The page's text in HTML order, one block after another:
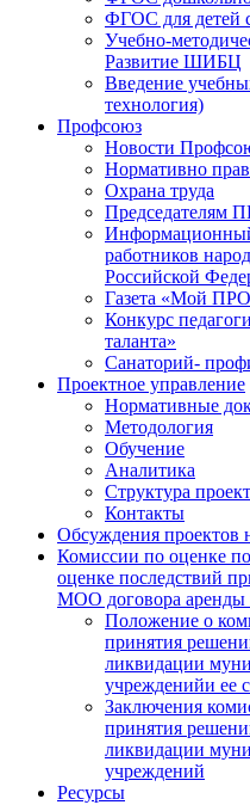
ФГОС для детей
Учебно-
Развитие ШИБЦ
Введение
технология)
Профсоюз
Новости
Нормативно
Охрана труда
Председателям
работников
Российской
Газета «Мой
Конкурс
таланта»
Санаторий-
Проектное управление
Нормативные
Методология
Обучение
Аналитика
Структура
Контакты
Обсуждения проектов
Комиссии по оценке
оценке последствий
МОО договора аренды
Положение о
принятия
ликвидации
учрежденийи ее
Заключения
принятия
ликвидации
учреждений
Ресурсы